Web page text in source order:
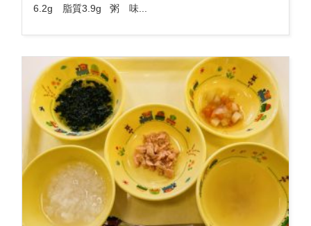
6.2g 脂質3.9g 粥 味...